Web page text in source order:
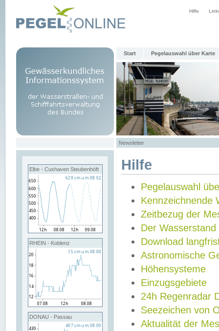
Hilfe
Start Pegelauswahl über Karte
Newsletter
Elbe - Cuxhaven Steubenhöft
RHEIN - Koblenz
DONAU - Passau
Hilfe
Pegelauswahl
Kennzeichnende
Zeitbezug der
Der Wasserstand
Download
Astronomische
Höhensysteme
Einzugsgebiete
24h Regenradar
Seezeichen von
Aktualität der